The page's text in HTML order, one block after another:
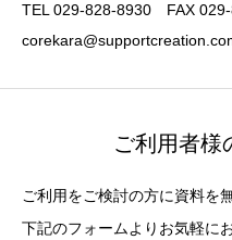
TEL 029-828-8930 FAX
ご利用者様
ご利用をご検討の方に資料を
下記のフォームよりお気軽に